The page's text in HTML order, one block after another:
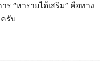
ร “หารายได้เสริม” คือทาง
รับ